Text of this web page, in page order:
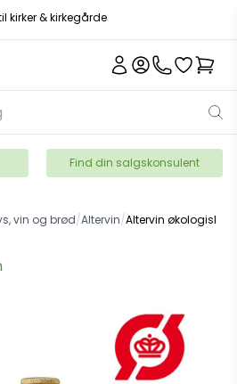
kirker & kirkegårde
Find din salgskonsulent
vin og brød/Altervin/Altervin økologisk